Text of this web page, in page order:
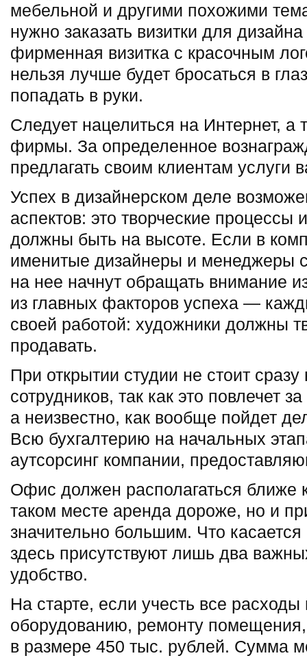
мебельной и другими похожими
нужно заказать визитки для
фирменная визитка с красочным
нельзя лучше будет бросаться в
попадать в руки.
Следует нацелиться на Интернет, а
фирмы. За определенное
предлагать своим клиентам услуги
Успех в дизайнерском деле
аспектов: это творческие процессы
должны быть на высоте. Если в
именитые дизайнеры и менеджеры
на нее начнут обращать внимание
из главных факторов успеха —
своей работой: художники должны
продавать.
При открытии студии не стоит
сотрудников, так как это повлечет
а неизвестно, как вообще пойдет
Всю бухгалтерию на начальных
аутсорсинг компании,
Офис должен располагаться ближе
таком месте аренда дороже, но и
значительно большим. Что
здесь присутствуют лишь два
удобство.
На старте, если учесть все
оборудованию, ремонту
в размере 450 тыс. рублей. Сумма